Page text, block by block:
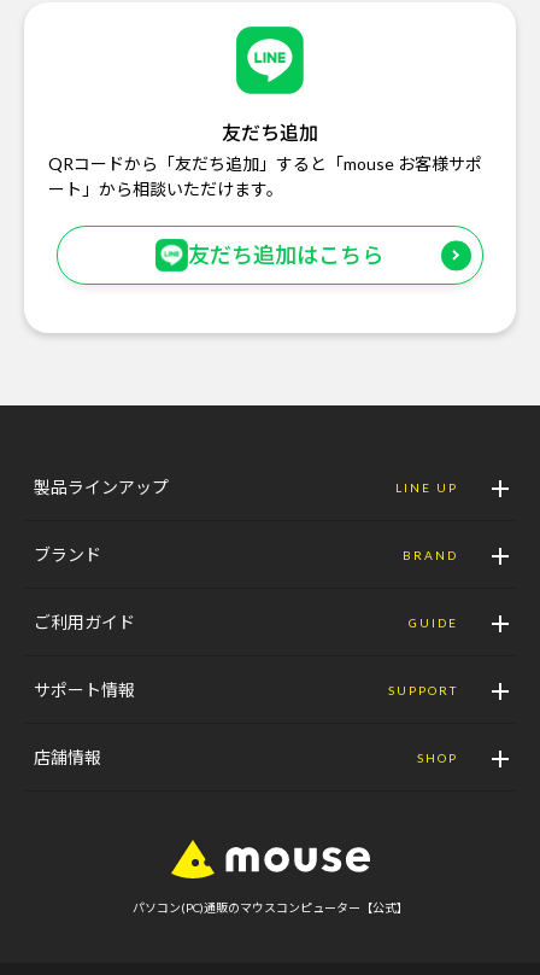
友だち追加
QRコードから「友だち追加」すると「mouse お客様サポ
ート」から相談いただけます。
友だち追加はこちら
製品ラインアップ LINE UP
ブランド BRAND
ご利用ガイド GUIDE
サポート情報 SUPPORT
店舗情報 SHOP
パソコン(PC)通販のマウスコンピューター【公式】